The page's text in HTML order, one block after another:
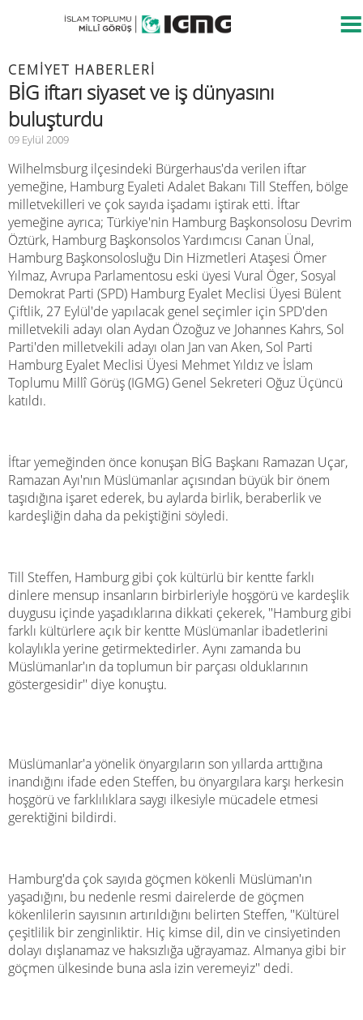
CEMIYET HABERLERI
BİG iftarı siyaset ve iş dünyasını
buluşturdu
09 Eylül 2009
Wilhelmsburg ilçesindeki Bürgerhaus'da verilen iftar
yemeğine, Hamburg Eyaleti Adalet Bakanı Till Steffen, bölge
milletvekilleri ve çok sayıda işadamı iştirak etti. İftar
yemeğine ayrıca; Türkiye'nin Hamburg Başkonsolosu Devrim
Öztürk, Hamburg Başkonsolos Yardımcısı Canan Ünal,
Hamburg Başkonsolosluğu Din Hizmetleri Ataşesi Ömer
Yılmaz, Avrupa Parlamentosu eski üyesi Vural Öger, Sosyal
Demokrat Parti (SPD) Hamburg Eyalet Meclisi Üyesi Bülent
Çiftlik, 27 Eylül'de yapılacak genel seçimler için SPD'den
milletvekili adayı olan Aydan Özoğuz ve Johannes Kahrs, Sol
Parti'den milletvekili adayı olan Jan van Aken, Sol Parti
Hamburg Eyalet Meclisi Üyesi Mehmet Yıldız ve İslam
Toplumu Millî Görüş (IGMG) Genel Sekreteri Oğuz Üçüncü
katıldı.
İftar yemeğinden önce konuşan BİG Başkanı Ramazan Uçar,
Ramazan Ayı'nın Müslümanlar açısından büyük bir önem
taşıdığına işaret ederek, bu aylarda birlik, beraberlik ve
kardeşliğin daha da pekiştiğini söyledi.
Till Steffen, Hamburg gibi çok kültürlü bir kentte farklı
dinlere mensup insanların birbirleriyle hoşgörü ve kardeşlik
duygusu içinde yaşadıklarına dikkati çekerek, ''Hamburg gibi
farklı kültürlere açık bir kentte Müslümanlar ibadetlerini
kolaylıkla yerine getirmektedirler. Aynı zamanda bu
Müslümanlar'ın da toplumun bir parçası olduklarının
göstergesidir'' diye konuştu.
Müslümanlar'a yönelik önyargıların son yıllarda arttığına
inandığını ifade eden Steffen, bu önyargılara karşı herkesin
hoşgörü ve farklılıklara saygı ilkesiyle mücadele etmesi
gerektiğini bildirdi.
Hamburg'da çok sayıda göçmen kökenli Müslüman'ın
yaşadığını, bu nedenle resmi dairelerde de göçmen
kökenlilerin sayısının artırıldığını belirten Steffen, ''Kültürel
çeşitlilik bir zenginliktir. Hiç kimse dil, din ve cinsiyetinden
dolayı dışlanamaz ve haksızlığa uğrayamaz. Almanya gibi bir
göçmen ülkesinde buna asla izin veremeyiz'' dedi.